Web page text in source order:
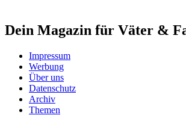
Dein Magazin für Väter &
Impressum
Werbung
Über uns
Datenschutz
Archiv
Themen